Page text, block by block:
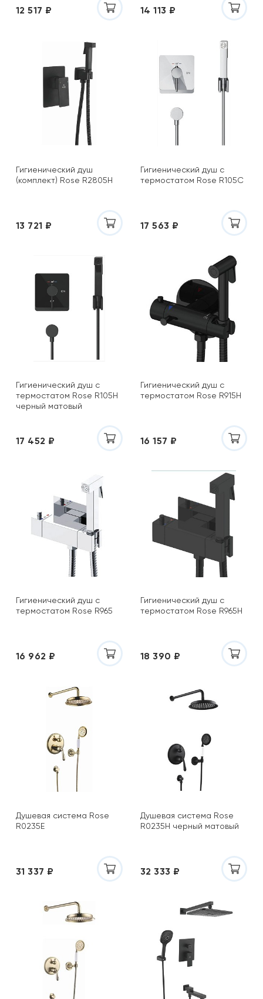
12 517 ₽ 14 113 ₽
Гигиенический душ
(комплект) Rose R2805H
13 721 ₽
Гигиенический душ с
термостатом Rose R105C
17 563 ₽
Гигиенический душ с
термостатом Rose R105H
черный матовый
17 452 ₽
Гигиенический душ с
термостатом Rose R915H
16 157 ₽
Гигиенический душ с
термостатом Rose R965
16 962 ₽
Гигиенический душ с
термостатом Rose R965H
18 390 ₽
Душевая система Rose
R0235E
31 337 ₽
Душевая система Rose
R0235H черный матовый
32 333 ₽